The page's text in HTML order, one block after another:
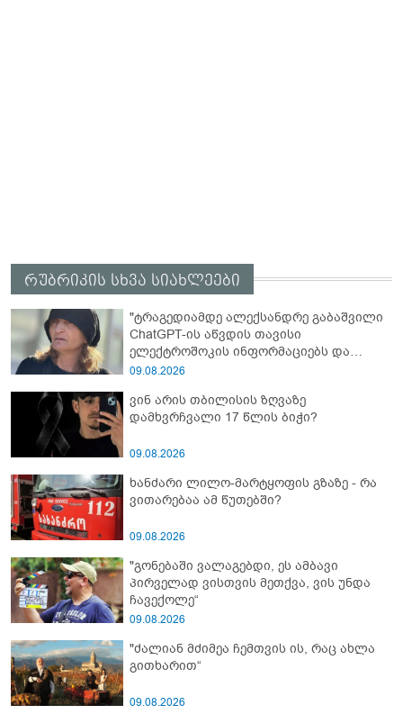
რუბრიკის სხვა სიახლეები
"ტრაგედიამდე ალექსანდრე გაბაშვილი
ChatGPT-ის აწვდის თავისი
ელექტროშოკის ინფორმაციებს და
ეუბნება: გათიშავს თუ არა პიროვნებას,
გიგა ავალიანის დედა
09.08.2026
ვინ არის თბილისის ზღვაზე
დამხვრჩვალი 17 წლის ბიჭი?
09.08.2026
ხანძარი ლილო-მარტყოფის გზაზე - რა
ვითარებაა ამ წუთებში?
09.08.2026
"გონებაში ვალაგებდი, ეს ამბავი
პირველად ვისთვის მეთქვა, ვის უნდა
ჩავექოლე“
09.08.2026
"ძალიან მძიმეა ჩემთვის ის, რაც ახლა
გითხარით“
09.08.2026